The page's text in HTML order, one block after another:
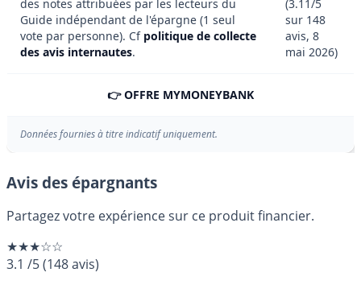
des notes attribuées par les lecteurs du
Guide indépendant de l'épargne (1 seul
vote par personne). Cf politique de collecte
des avis internautes.
(3.11/5
sur 148
avis, 8
mai 2026)
👉 OFFRE MYMONEYBANK
Données fournies à titre indicatif uniquement.
Avis des épargnants
Partagez votre expérience sur ce produit financier.
★★★☆☆
3.1 /5(148avis)